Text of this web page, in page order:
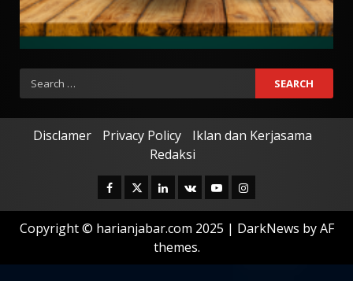
Search
for:
Disclamer Privacy Policy
Iklan dan Kerjasama
Redaksi
Facebook
TwitterLinkedin
VK YoutubeInstagram
Copyright © harianjabar.com 2025 | DarkNews by AF
themes.